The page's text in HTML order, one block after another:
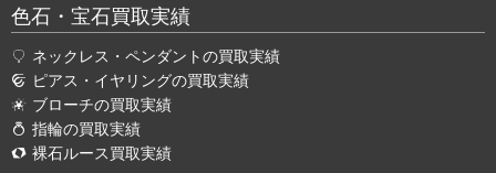
色石・宝石買取実績
ネックレス・ペンダントの買取実績
ピアス・イヤリングの買取実績
ブローチの買取実績
指輪の買取実績
裸石ルース買取実績